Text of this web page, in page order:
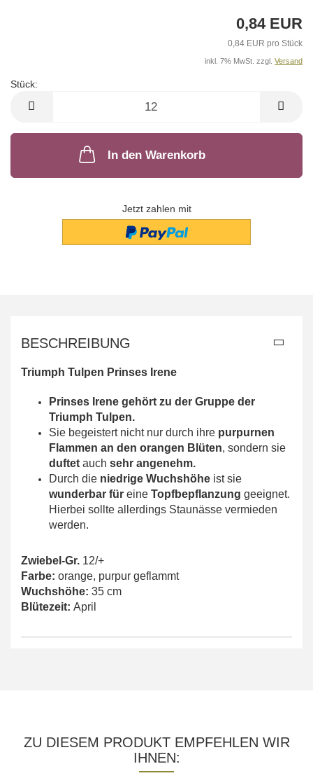
0,84 EUR
0,84 EUR pro Stück
inkl. 7% MwSt. zzgl. Versand
Stück:
In den Warenkorb
Jetzt zahlen mit
BESCHREIBUNG
Triumph Tulpen Prinses Irene
Prinses Irene gehört zu der Gruppe der
Triumph Tulpen.
Sie begeistert nicht nur durch ihre purpurnen
Flammen an den orangen Blüten, sondern sie
duftet auch sehr angenehm.
Durch die niedrige Wuchshöhe ist sie
wunderbar für eine Topfbepflanzung geeignet.
Hierbei sollte allerdings Staunässe vermieden
werden.
Zwiebel-Gr. 12/+
Farbe: orange, purpur geflammt
Wuchshöhe: 35 cm
Blütezeit: April
ZU DIESEM PRODUKT EMPFEHLEN WIR
IHNEN: